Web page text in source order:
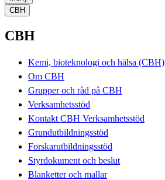
CBH
CBH
Kemi, bioteknologi och hälsa (CBH)
Om CBH
Grupper och råd på CBH
Verksamhetsstöd
Kontakt CBH Verksamhetsstöd
Grundutbildningsstöd
Forskarutbildningsstöd
Styrdokument och beslut
Blanketter och mallar